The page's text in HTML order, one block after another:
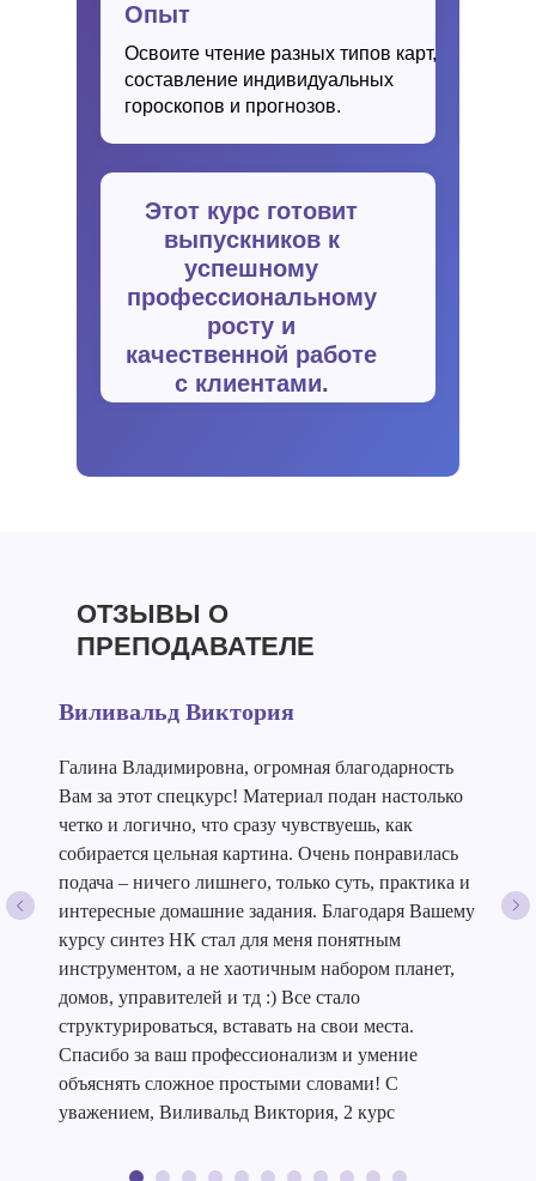
Этот курс готовит
выпускников к
успешному
профессиональному
росту и
качественной работе
с клиентами.
Опыт
Освоите чтение разных типов карт,
составление индивидуальных
гороскопов и прогнозов.
ОТЗЫВЫ О
ПРЕПОДАВАТЕЛЕ
Виливальд Виктория
Галина Владимировна, огромная благодарность
Вам за этот спецкурс! Материал подан настолько
четко и логично, что сразу чувствуешь, как
собирается цельная картина. Очень понравилась
подача – ничего лишнего, только суть, практика и
интересные домашние задания. Благодаря Вашему
курсу синтез НК стал для меня понятным
инструментом, а не хаотичным набором планет,
домов, управителей и тд :) Все стало
структурироваться, вставать на свои места.
Спасибо за ваш профессионализм и умение
объяснять сложное простыми словами! С
уважением, Виливальд Виктория, 2 курс